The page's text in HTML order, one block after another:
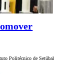
Politécnico de Setúbal